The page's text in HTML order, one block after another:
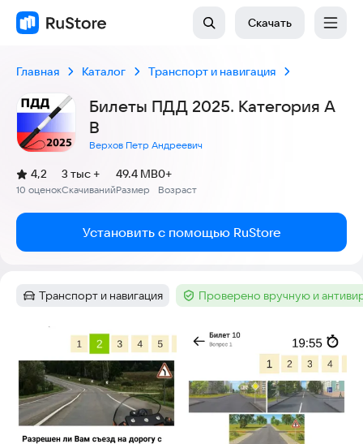
Скачать
Главная Каталог Транспорт и навигация
Билеты ПДД 2025. Категория A
B
Верхов Петр Андреевич
Рейтинг:
4,2
(
10 оценок
)
Скачиваний
3 тыс +
Размер
49.4 MB
Возраст
0+
Установить с помощью RuStore
Категория:
Транспорт и навигация Тег :Проверено вручную и
Скриншоты